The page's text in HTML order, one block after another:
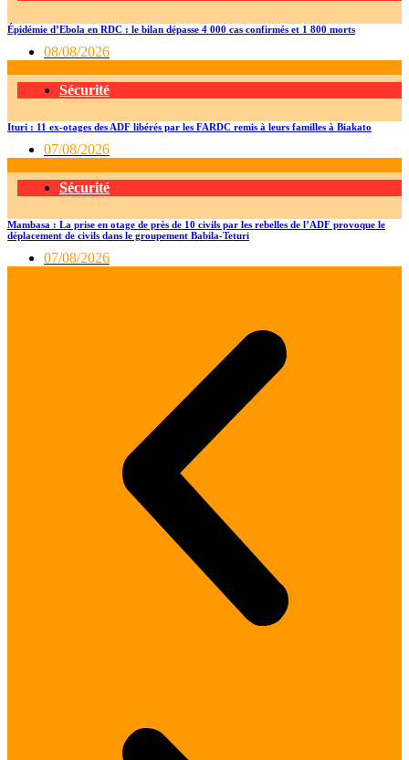
Épidémie d’Ebola en RDC : le bilan dépasse 4 000 cas confirmés et 1 800 morts
08/08/2026
Sécurité
Ituri : 11 ex-otages des ADF libérés par les FARDC remis à leurs familles à Biakato
07/08/2026
Sécurité
Mambasa : La prise en otage de près de 10 civils par les rebelles de l’ADF provoque le
déplacement de civils dans le groupement Babila-Teturi
07/08/2026